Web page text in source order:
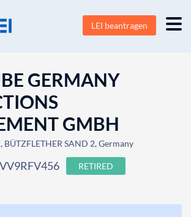
LEI beantragen
GERMANY
GMBH
BÜTZFLETHER SAND 2, Germany
RETIRED